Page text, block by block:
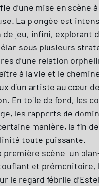
d’une mise en scène
La plongée est
jeu, infini, explorant
sous plusieurs
d’une relation
à la vie et le
d’un artiste au cœur
En toile de fond, les
les rapports de
manière, la fin de
toute puissante.
première scène, un
et prémonitoire,
le regard fébrile